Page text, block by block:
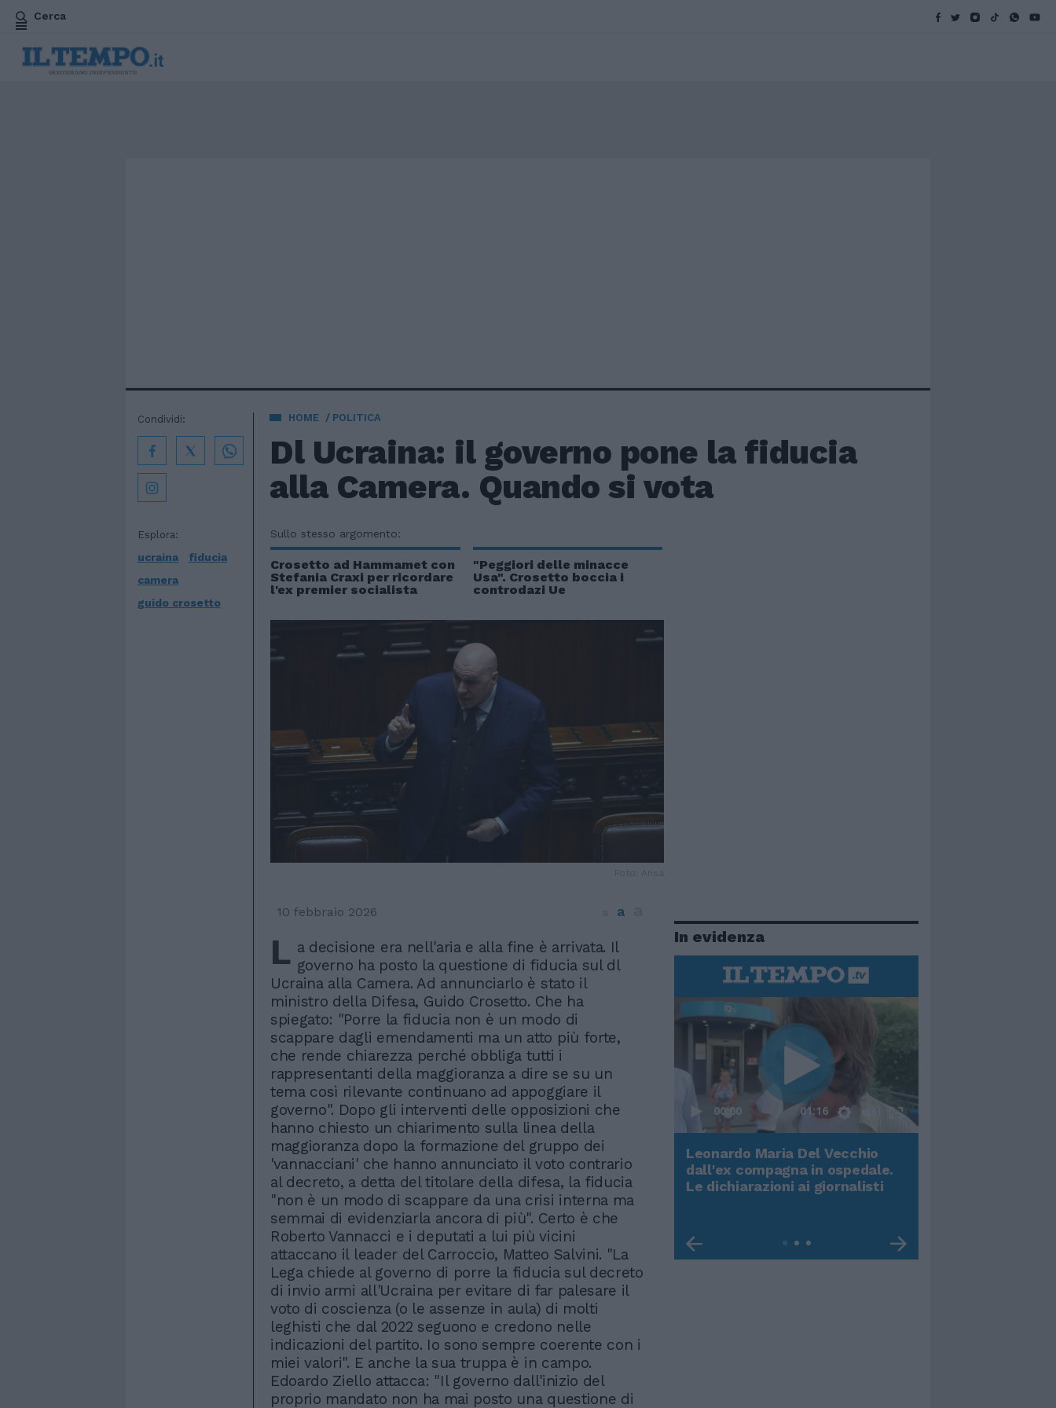
Cerca
HOME POLITICA
Dl Ucraina: il governo pone la fiducia
alla Camera. Quando si vota
Esplora:
ucraina
fiducia
camera
guido crosetto
Condividi:
Sullo stesso argomento:
Crosetto ad Hammamet con
Stefania Craxi per ricordare
l'ex premier socialista
"Peggiori delle minacce
Usa". Crosetto boccia i
controdazi Ue
10 febbraio 2026 a
L a decisione era nell'aria e alla fine è arrivata. Il
governo ha posto la questione di fiducia sul dl
Ucraina alla Camera. Ad annunciarlo è stato il
ministro della Difesa, Guido Crosetto. Che ha
spiegato: "Porre la fiducia non è un modo di
scappare dagli emendamenti ma un atto più forte,
che rende chiarezza perché obbliga tutti i
rappresentanti della maggioranza a dire se su un
tema così rilevante continuano ad appoggiare il
governo". Dopo gli interventi delle opposizioni che
hanno chiesto un chiarimento sulla linea della
maggioranza dopo la formazione del gruppo dei
'vannacciani' che hanno annunciato il voto contrario
al decreto, a detta del titolare della difesa, la fiducia
"non è un modo di scappare da una crisi interna ma
semmai di evidenziarla ancora di più". Certo è che
Roberto Vannacci e i deputati a lui più vicini
attaccano il leader del Carroccio, Matteo Salvini. "La
Lega chiede al governo di porre la fiducia sul decreto
di invio armi all'Ucraina per evitare di far palesare il
voto di coscienza (o le assenze in aula) di molti
leghisti che dal 2022 seguono e credono nelle
indicazioni del partito. Io sono sempre coerente con i
miei valori". E anche la sua truppa è in campo.
Edoardo Ziello attacca: "Il governo dall'inizio del
proprio mandato non ha mai posto una questione di
In evidenza
Rudy Giuliani a Come States?
Trump, Meloni e la strategia
americana
00:00 01:16
Leonardo Maria Del Vecchio
dall'ex compagna in ospedale.
Le dichiarazioni ai giornalisti